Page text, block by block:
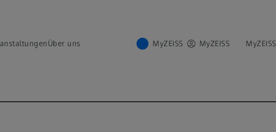
Über uns MyZEISS MyZEISS MyZEISS